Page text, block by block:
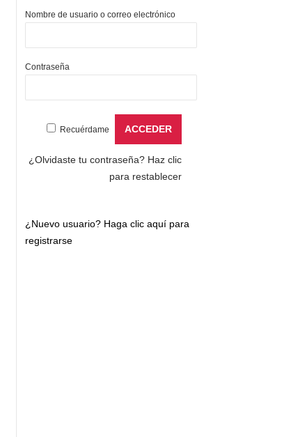
Nombre de usuario o correo electrónico
Contraseña
Recuérdame
¿Olvidaste tu contraseña? Haz clic
para restablecer
¿Nuevo usuario? Haga clic aquí para
registrarse